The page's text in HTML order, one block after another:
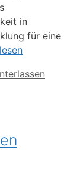
in
für eine